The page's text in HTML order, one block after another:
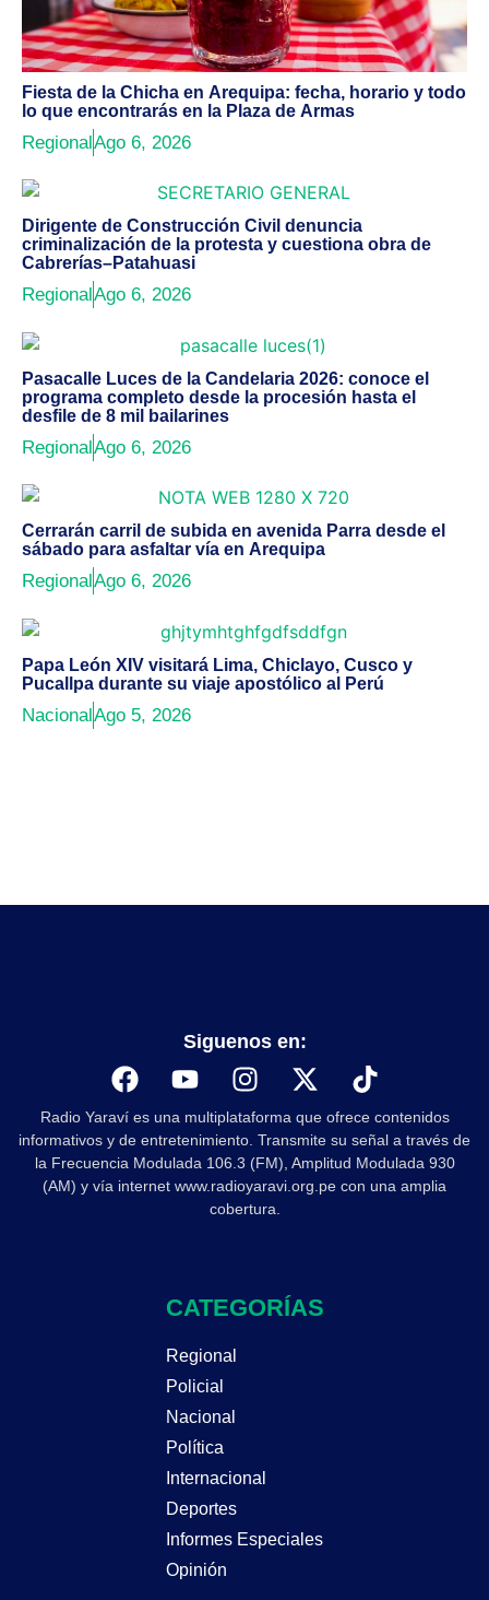
Fiesta de la Chicha en Arequipa: fecha, horario y todo
lo que encontrarás en la Plaza de Armas
RegionalAgo 6, 2026
Dirigente de Construcción Civil denuncia
criminalización de la protesta y cuestiona obra de
Cabrerías–Patahuasi
Regional Ago 6, 2026
Pasacalle Luces de la Candelaria 2026: conoce el
programa completo desde la procesión hasta el
desfile de 8 mil bailarines
RegionalAgo 6, 2026
Cerrarán carril de subida en avenida Parra desde el
sábado para asfaltar vía en Arequipa
Regional Ago 6, 2026
Papa León XIV visitará Lima, Chiclayo, Cusco y
Pucallpa durante su viaje apostólico al Perú
NacionalAgo 5, 2026
Radio Yaraví es una multiplataforma que ofrece contenidos
informativos y de entretenimiento. Transmite su señal a través de
la Frecuencia Modulada 106.3 (FM), Amplitud Modulada 930
(AM) y vía internet www.radioyaravi.org.pe con una amplia
cobertura.
Siguenos en:
CATEGORÍAS
Regional
Policial
Nacional
Política
Internacional
Deportes
Informes Especiales
Opinión